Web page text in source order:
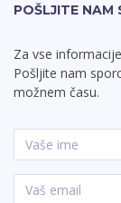
POŠLJITE NAM
Za vse
Pošljite nam
možnem času.